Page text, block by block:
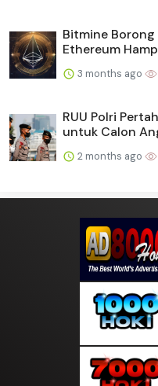
Bitmine Borong
Ethereum
3 months ago
RUU Polri
untuk Calon
2 months ago